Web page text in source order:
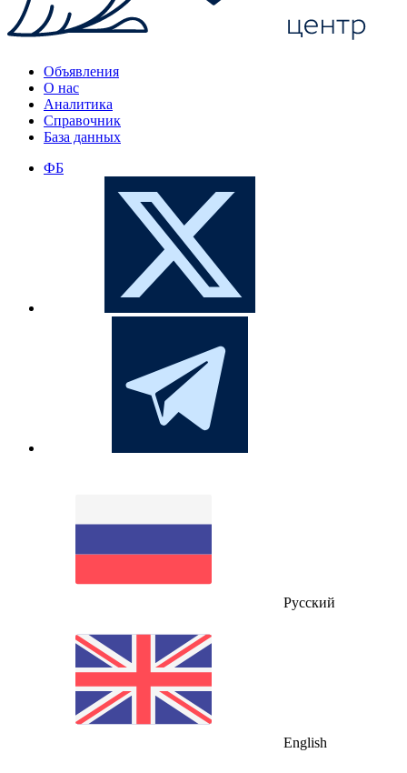
Объявления
О нас
Аналитика
Справочник
База данных
ФБ
Русский
English